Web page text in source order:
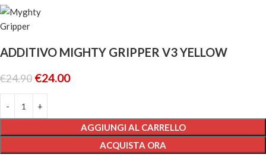
ADDITIVO MIGHTY GRIPPER V3 YELLOW
€24.90 €24.00
AGGIUNGI AL CARRELLO
ACQUISTA ORA